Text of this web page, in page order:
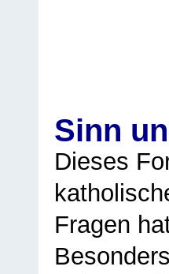
Sinn
Dieses
Fragen